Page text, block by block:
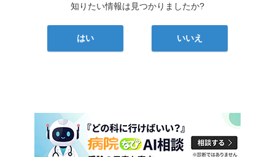
知りたい情報は見つかりましたか?
はい いいえ